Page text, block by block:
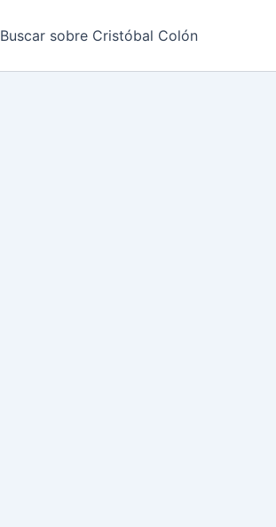
Buscar sobre Cristóbal Colón